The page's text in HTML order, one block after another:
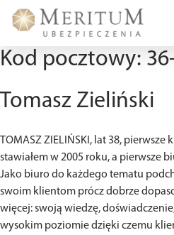
Skip
Kod pocztowy:
Tomasz Zieliński
TOMASZ ZIELIŃSKI, lat 38,
stawiałem w 2005 roku, a pierwsze
Jako biuro do każdego tematu
swoim klientom prócz dobrze
więcej: swoją wiedzę,
wysokim poziomie dzięki czemu